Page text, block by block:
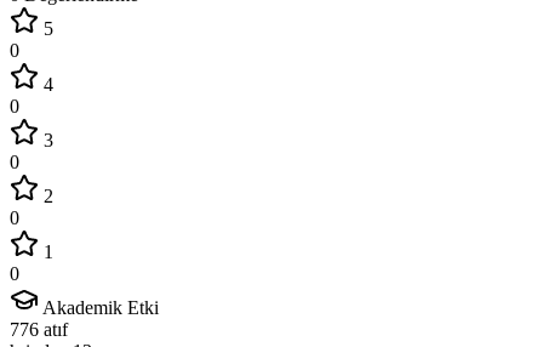
5
0
4
0
3
0
2
0
1
0
Akademik Etki
776 atıf